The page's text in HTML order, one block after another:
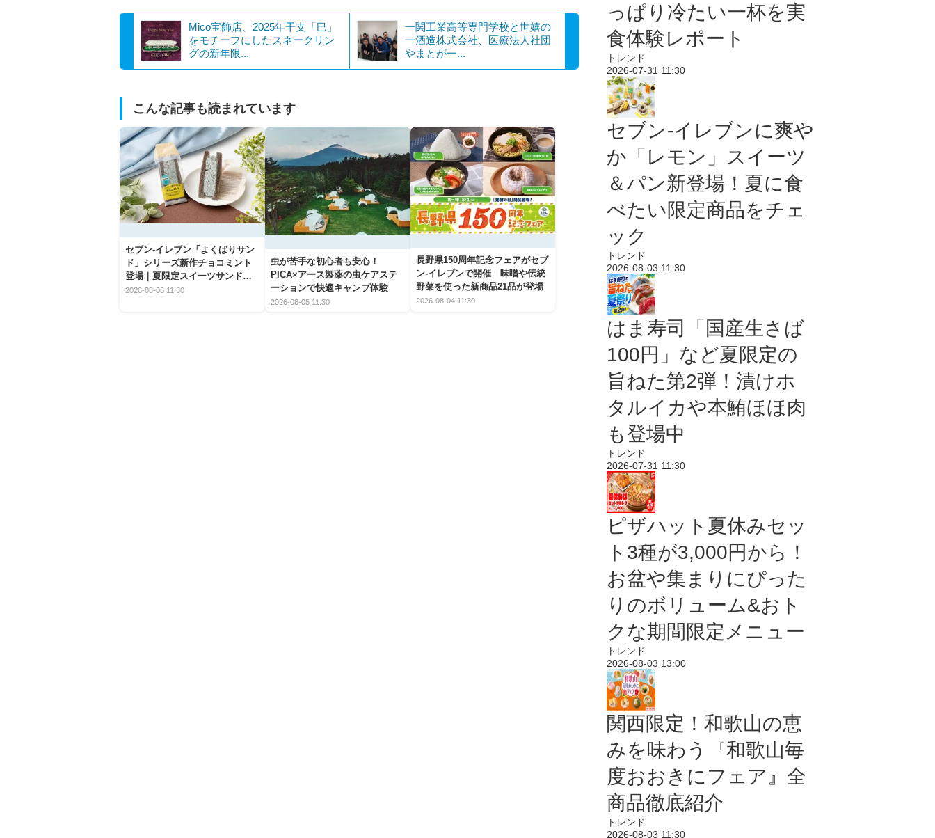
Mico宝飾店、2025年干支「巳」
をモチーフにしたスネークリン
グの新年限...
一関工業高等専門学校と世嬉の
一酒造株式会社、医療法人社団
やまとが一...
こんな記事も読まれています
セブン‐イレブン「よくばりサン
ド」シリーズ新作チョコミント
登場｜夏限定スイーツサンドの
爽快な魅力
2026-08-06 11:30
虫が苦手な初心者も安心！
PICA×アース製薬の虫ケアステ
ーションで快適キャンプ体験
2026-08-05 11:30
長野県150周年記念フェアがセブ
ン-イレブンで開催 味噌や伝統
野菜を使った新商品21品が登場
2026-08-04 11:30
っぱり冷たい一杯を実
食体験レポート
トレンド
2026-07-31 11:30
セブン‐イレブンに爽や
か「レモン」スイーツ
＆パン新登場！夏に食
べたい限定商品をチェ
ック
トレンド
2026-08-03 11:30
はま寿司「国産生さば
100円」など夏限定の
旨ねた第2弾！漬けホ
タルイカや本鮪ほほ肉
も登場中
トレンド
2026-07-31 11:30
ピザハット夏休みセッ
ト3種が3,000円から！
お盆や集まりにぴった
りのボリューム&おト
クな期間限定メニュー
トレンド
2026-08-03 13:00
関西限定！和歌山の恵
みを味わう『和歌山毎
度おおきにフェア』全
商品徹底紹介
トレンド
2026-08-03 11:30